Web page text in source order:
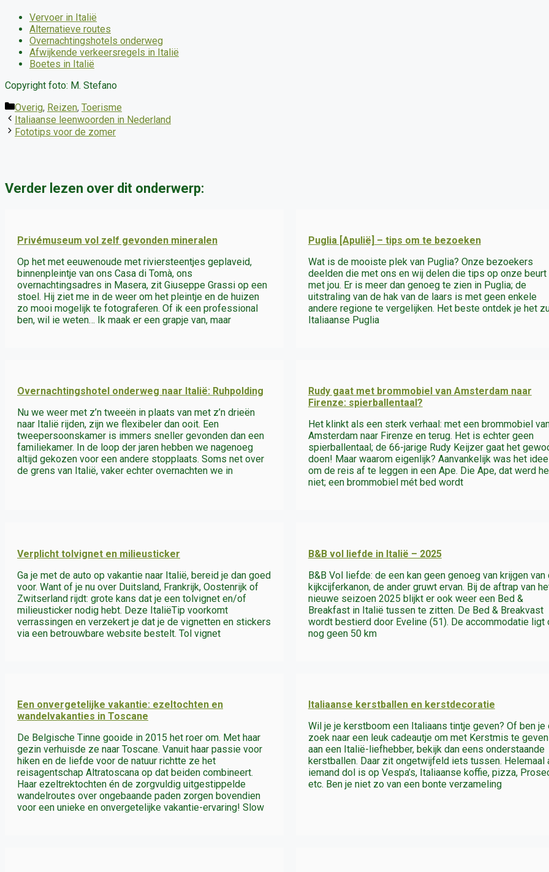
Vervoer in Italië
Alternatieve routes
Overnachtingshotels onderweg
Afwijkende verkeersregels in Italië
Boetes in Italië
Copyright foto: M. Stefano
Categorieën
Overig, Reizen, Toerisme
Italiaanse leenwoorden in Nederland
Fototips voor de zomer
Verder lezen over dit onderwerp:
Privémuseum vol zelf gevonden mineralen
Op het met eeuwenoude met riviersteentjes geplaveid,
binnenpleintje van ons Casa di Tomà, ons
overnachtingsadres in Masera, zit Giuseppe Grassi op een
stoel. Hij ziet me in de weer om het pleintje en de huizen
zo mooi mogelijk te fotograferen. Of ik een professional
ben, wil ie weten… Ik maak er een grapje van, maar
Puglia [Apulië] – tips om te bezoeken
Wat is de mooiste plek van Puglia? Onze bezoekers
deelden die met ons en wij delen die tips op onze beurt
met jou. Er is meer dan genoeg te zien in Puglia; de
uitstraling van de hak van de laars is met geen enkele
andere regione te vergelijken. Het beste ontdek je het
Italiaanse Puglia
Overnachtingshotel onderweg naar Italië: Ruhpolding
Nu we weer met z’n tweeën in plaats van met z’n drieën
naar Italië rijden, zijn we flexibeler dan ooit. Een
tweepersoonskamer is immers sneller gevonden dan een
familiekamer. In de loop der jaren hebben we nagenoeg
altijd gekozen voor een andere stopplaats. Soms net over
de grens van Italië, vaker echter overnachten we in
Rudy gaat met brommobiel van Amsterdam naar
Firenze: spierballentaal?
Het klinkt als een sterk verhaal: met een brommobiel
Amsterdam naar Firenze en terug. Het is echter geen
spierballentaal; de 66-jarige Rudy Keijzer gaat het
doen! Maar waarom eigenlijk? Aanvankelijk was het idee
om de reis af te leggen in een Ape. Die Ape, dat werd
niet; een brommobiel mét bed wordt
Verplicht tolvignet en milieusticker
Ga je met de auto op vakantie naar Italië, bereid je dan goed
voor. Want of je nu over Duitsland, Frankrijk, Oostenrijk of
Zwitserland rijdt: grote kans dat je een tolvignet en/of
milieusticker nodig hebt. Deze ItaliëTip voorkomt
verrassingen en verzekert je dat je de vignetten en stickers
via een betrouwbare website bestelt. Tol vignet
B&B vol liefde in Italië – 2025
B&B Vol liefde: de een kan geen genoeg van krijgen van
kijkcijferkanon, de ander gruwt ervan. Bij de aftrap van
nieuwe seizoen 2025 blijkt er ook weer een Bed &
Breakfast in Italië tussen te zitten. De Bed & Breakvast
wordt bestierd door Eveline (51). De accommodatie ligt
nog geen 50 km
Een onvergetelijke vakantie: ezeltochten en
wandelvakanties in Toscane
De Belgische Tinne gooide in 2015 het roer om. Met haar
gezin verhuisde ze naar Toscane. Vanuit haar passie voor
hiken en de liefde voor de natuur richtte ze het
reisagentschap Altratoscana op dat beiden combineert.
Haar ezeltrektochten én de zorgvuldig uitgestippelde
wandelroutes over ongebaande paden zorgen bovendien
voor een unieke en onvergetelijke vakantie-ervaring! Slow
Italiaanse kerstballen en kerstdecoratie
Wil je je kerstboom een Italiaans tintje geven? Of ben je
zoek naar een leuk cadeautje om met Kerstmis te geven
aan een Italië-liefhebber, bekijk dan eens onderstaande
kerstballen. Daar zit ongetwijfeld iets tussen. Helemaal
iemand dol is op Vespa’s, Italiaanse koffie, pizza,
etc. Ben je niet zo van een bonte verzameling